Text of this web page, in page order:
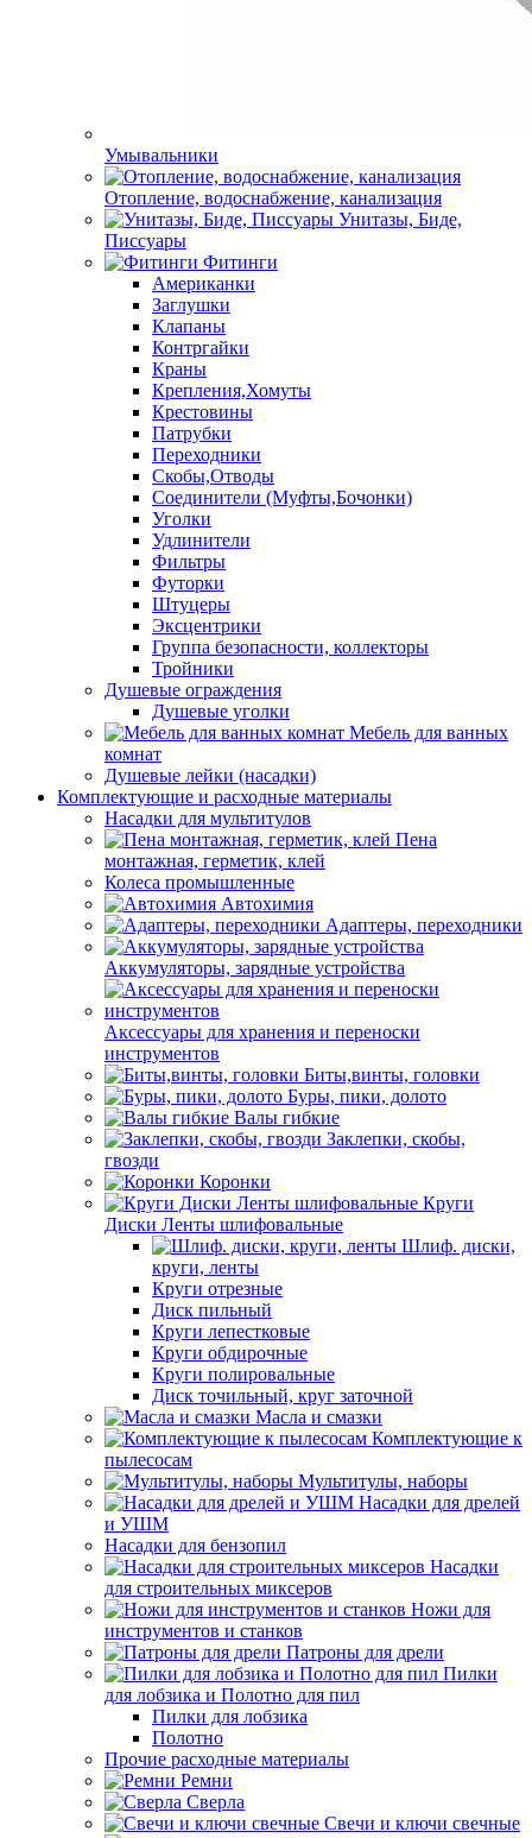
Умывальники
Отопление, водоснабжение, канализация
Унитазы, Биде,
Писсуары
Фитинги
Американки
Заглушки
Клапаны
Контргайки
Краны
Крепления,Хомуты
Крестовины
Патрубки
Переходники
Скобы,Отводы
Соединители (Муфты,Бочонки)
Уголки
Удлинители
Фильтры
Футорки
Штуцеры
Эксцентрики
Группа безопасности, коллекторы
Тройники
Душевые ограждения
Душевые уголки
Мебель для ванных
комнат
Душевые лейки (насадки)
Комплектующие и расходные материалы
Насадки для мультитулов
Пена
монтажная, герметик, клей
Колеса промышленные
Автохимия
Адаптеры, переходники
Аккумуляторы, зарядные устройства
Аксессуары для хранения и переноски
инструментов
Биты,винты, головки
Буры, пики, долото
Валы гибкие
Заклепки, скобы,
гвозди
Коронки
Круги
Диски Ленты шлифовальные
Шлиф. диски,
круги, ленты
Круги отрезные
Диск пильный
Круги лепестковые
Круги обдирочные
Круги полировальные
Диск точильный, круг заточной
Масла и смазки
Комплектующие к
пылесосам
Мультитулы, наборы
Насадки для дрелей
и УШМ
Насадки для бензопил
Насадки
для строительных миксеров
Ножи для
инструментов и станков
Патроны для дрели
Пилки
для лобзика и Полотно для пил
Пилки для лобзика
Полотно
Прочие расходные материалы
Ремни
Сверла
Свечи и ключи свечные